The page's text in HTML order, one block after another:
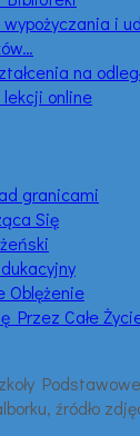
wypożyczania i
na
lekcji online
granicami
Się
Oblężenie
Przez Całe